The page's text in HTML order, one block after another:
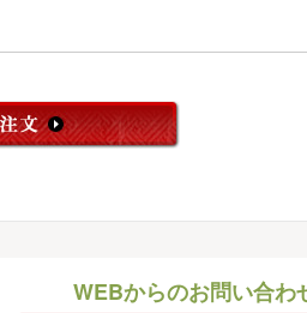
WEBからのお問い合わ